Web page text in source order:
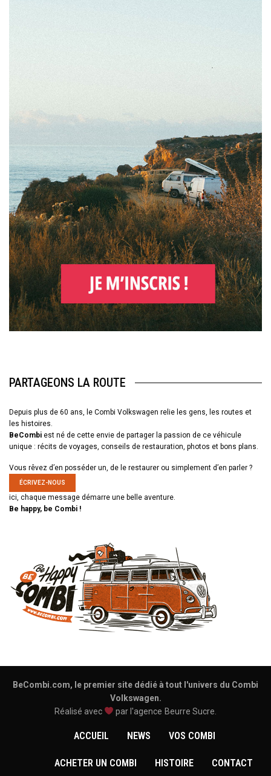
PARTAGEONS LA ROUTE
Depuis plus de 60 ans, le Combi Volkswagen relie les gens, les routes et
les histoires.
BeCombi est né de cette envie de partager la passion de ce véhicule
unique : récits de voyages, conseils de restauration, photos et bons plans.
Vous rêvez d’en posséder un, de le restaurer ou simplement d’en parler ?
ÉCRIVEZ-NOUS
ici, chaque message démarre une belle aventure.
Be happy, be Combi !
BeCombi.com, le premier site dédié à tout l'univers du Combi
Volkswagen.
Réalisé avec
par l'agence Beurre Sucre
ACCUEIL NEWS VOS COMBI
ACHETER UN COMBI HISTOIRE CONTACT